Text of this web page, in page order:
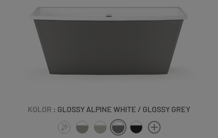
KOLOR : GLOSSY ALPINE WHITE / GLOSSY GREY